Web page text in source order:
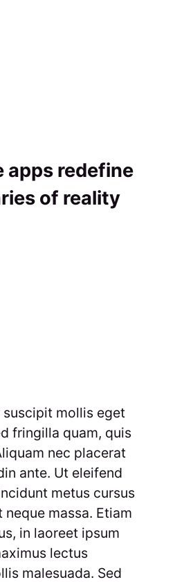
apps redefine
of reality
suscipit mollis eget
fringilla quam, quis
nec placerat
ante. Ut eleifend
metus cursus
massa. Etiam
in laoreet ipsum
lectus
malesuada. Sed